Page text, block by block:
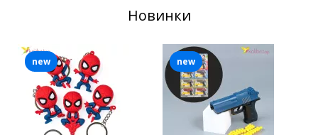
Новинки
new new